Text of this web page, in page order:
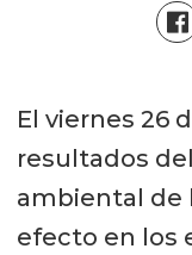
El viernes 26
resultados
ambiental de
efecto en los